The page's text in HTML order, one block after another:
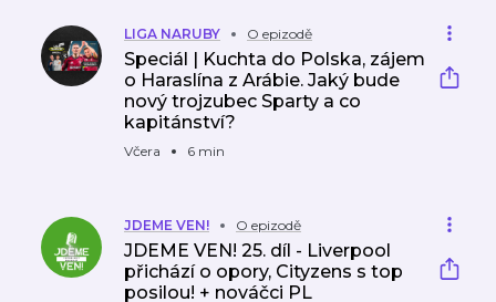
podc
ast
české
ploch
é
dráhy!
LIGA NARUBY O epizodě
Speciál | Kuchta do Polska, zájem
o Haraslína z Arábie. Jaký bude
nový trojzubec Sparty a co
kapitánství?
Včera 6 min
JDEME VEN! O epizodě
JDEME VEN! 25. díl - Liverpool
přichází o opory, Cityzens s top
posilou! + nováčci PL